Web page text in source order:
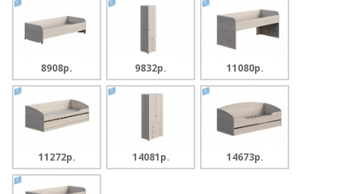
8908p. 9832p. 11080p.
11272p. 14081p. 14673p.